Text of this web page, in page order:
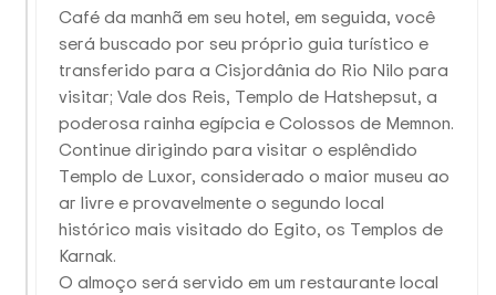
Café da manhã em seu hotel, em seguida, você
será buscado por seu próprio guia turístico e
transferido para a Cisjordânia do Rio Nilo para
visitar; Vale dos Reis, Templo de Hatshepsut, a
poderosa rainha egípcia e Colossos de Memnon.
Continue dirigindo para visitar o esplêndido
Templo de Luxor, considerado o maior museu ao
ar livre e provavelmente o segundo local
histórico mais visitado do Egito, os Templos de
Karnak.
O almoço será servido em um restaurante local